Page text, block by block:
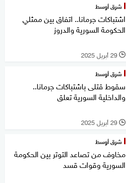
شرق أوسط
اشتباكات جرمانا.. اتفاق بين ممثلي
الحكومة السورية والدروز
l 29 أبريل 2025
شرق أوسط
سقوط قتلى باشتباكات جرمانا..
والداخلية السورية تعلق
l 29 أبريل 2025
شرق أوسط
مخاوف من تصاعد التوتر بين الحكومة
السورية وقوات قسد